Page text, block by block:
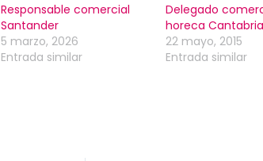
Responsable comercial
Santander
5 marzo, 2026
Entrada similar
Delegado
horeca Cantabria
22 mayo, 2015
Entrada similar